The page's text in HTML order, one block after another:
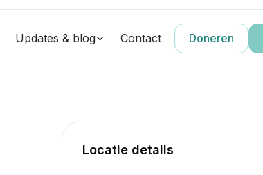
Updates & blog Contact Doneren
Locatie details